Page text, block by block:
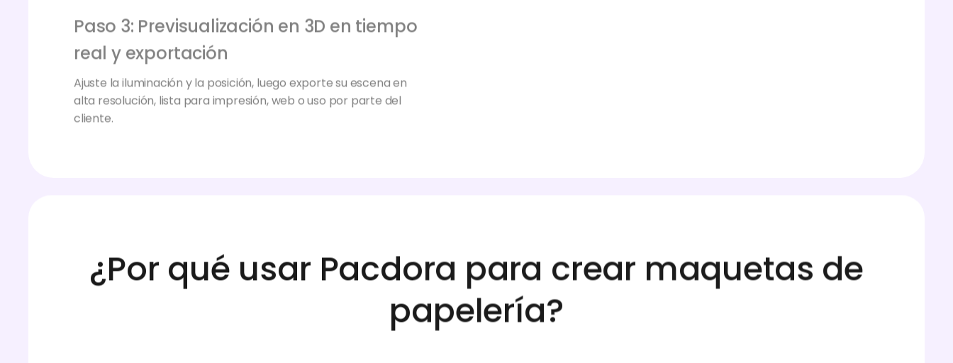
real y exportación
Ajuste la iluminación y la posición, luego exporte su escena en
alta resolución, lista para impresión, web o uso por parte del
cliente.
¿Por qué usar Pacdora para crear maquetas de
papelería?